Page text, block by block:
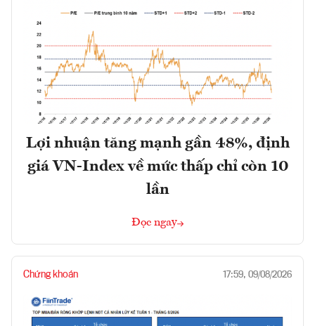
Lợi nhuận tăng mạnh gần 48%, định
giá VN-Index về mức thấp chỉ còn 10
lần
Đọc ngay
Chứng khoán 17:59, 09/08/2026